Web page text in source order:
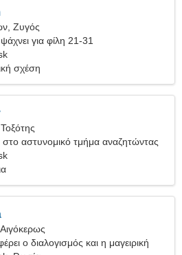
Ζυγός
για φίλη 21-31
σχέση
αστυνομικό τμήμα αναζητώντας
ο διαλογισμός και η μαγειρική